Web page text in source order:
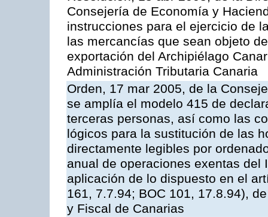
Consejería de Economía y
instrucciones para el ejercicio de
las mercancías que sean objeto
exportación del Archipiélago
Administración Tributaria Canaria
Orden, 17 mar 2005, de la
se amplía el modelo 415 de
terceras personas, así como las
lógicos para la sustitución de las
directamente legibles por
anual de operaciones exentas del
aplicación de lo dispuesto en el
161, 7.7.94; BOC 101, 17.8.94),
y Fiscal de Canarias